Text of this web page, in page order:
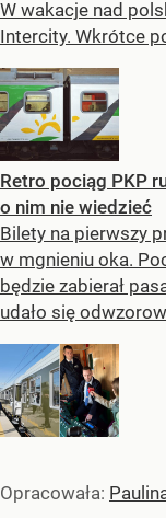
W wakacje nad
Intercity. Wkrótce
Retro pociąg PKP
o nim nie wiedzieć
Bilety na pierwszy
w mgnieniu oka.
będzie zabierał
udało się
Opracowała: